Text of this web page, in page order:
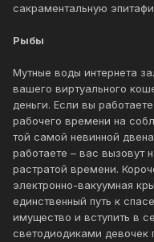
сакраментальную
Рыбы
Мутные воды интернета
вашего виртуального
деньги. Если вы
рабочего времени на
той самой невинной
работаете – вас вызовут
растратой времени.
электронно-вакуумная
единственный путь к
имущество и вступить в
светодиодиками девочек